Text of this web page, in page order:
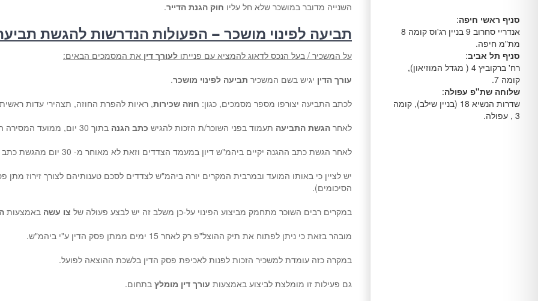
סניף ראשי חיפה:
אנדריי סחרוב 9 בניין רג'וס קומה 8
מת"מ חיפה.
סניף תל אביב:
רח' ברקוביץ 4 ( מגדל המוזיאון),
קומה 7.
שלוחה שת"פ עפולה:
שדרות הנשיא 18 (בניין שילב), קומה
3 , עפולה.
השנייה מדובר במושכר שלא חל עליו חוק הגנת הדייר.
תביעה לפינוי מושכר – הפעולות הנדרשות להגשת
על המשכיר / בעל הנכס לדאוג להמציא עם פנייתו לעורך דין את המסמכים הבאים:
עורך הדין יגיש בשם המשכיר תביעה לפינוי מושכר.
לכתב התביעה יצורפו מספר מסמכים, כגון: חוזה שכירות, ראיות להפרת החוזה, תצהירי עדות
לאחר הגשת התביעה תעמוד בפני השוכר/ת הזכות להגיש כתב הגנה בתוך 30 יום, ממועד המסירה האישית של
לאחר הגשת כתב ההגנה יקיים ביהמ"ש דיון במעמד הצדדים וזאת לא מאוחר מ- 30 יום מהגשת כתב ההגנה כאמור.
הסיכומים).
במקרים רבים השוכר מתחמק מביצוע הפינוי על-כן משלב זה יש לבצע פעולה של צו עשה באמצעות
מובהר בזאת כי ניתן לפתוח את תיק ההוצל"פ רק לאחר 15 ימים ממתן פסק הדין ע"י ביהמ"ש.
במקרה כזה עומדת למשכיר הזכות לפנות לאכיפת פסק הדין בלשכת ההוצאה לפועל.
גם פעילות זו מומלצת לביצוע באמצעות עורך דין מומלץ בתחום.